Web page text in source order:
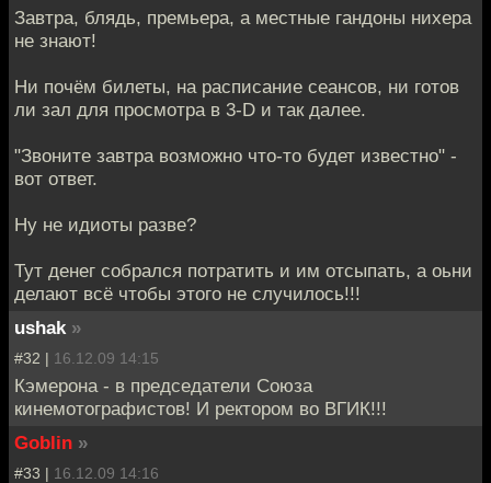
Завтра, блядь, премьера, а местные гандоны нихера
не знают!
Ни почём билеты, на расписание сеансов, ни готов
ли зал для просмотра в 3-D и так далее.
"Звоните завтра возможно что-то будет известно" -
вот ответ.
Ну не идиоты разве?
Тут денег собрался потратить и им отсыпать, а оьни
делают всё чтобы этого не случилось!!!
ushak »
#32 | 16.12.09 14:15
Кэмерона - в председатели Союза
кинемотографистов! И ректором во ВГИК!!!
Goblin »
#33 | 16.12.09 14:16